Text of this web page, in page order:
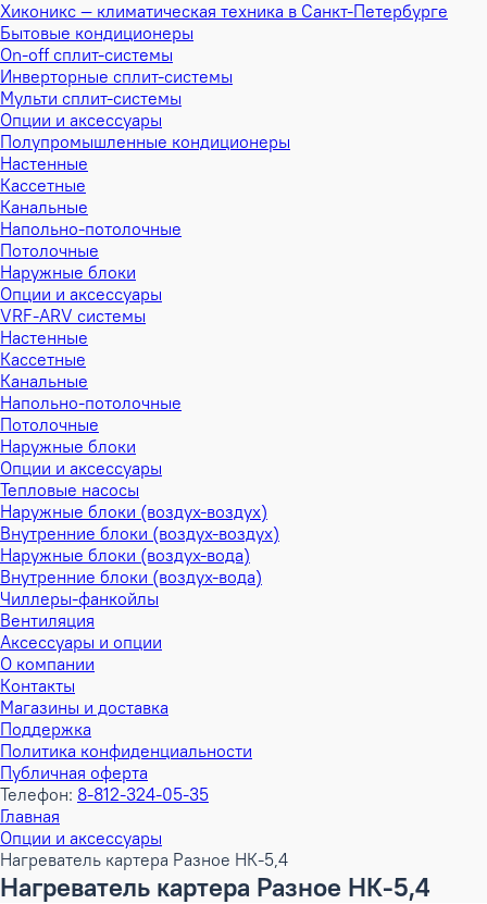
Хиконикс — климатическая техника в Санкт-Петербурге
Бытовые кондиционеры
On-off сплит-системы
Инверторные сплит-системы
Мульти сплит-системы
Опции и аксессуары
Полупромышленные кондиционеры
Настенные
Кассетные
Канальные
Напольно-потолочные
Потолочные
Наружные блоки
Опции и аксессуары
VRF-ARV системы
Настенные
Кассетные
Канальные
Напольно-потолочные
Потолочные
Наружные блоки
Опции и аксессуары
Тепловые насосы
Наружные блоки (воздух-воздух)
Внутренние блоки (воздух-воздух)
Наружные блоки (воздух-вода)
Внутренние блоки (воздух-вода)
Чиллеры-фанкойлы
Вентиляция
Аксессуары и опции
О компании
Контакты
Магазины и доставка
Поддержка
Политика конфиденциальности
Публичная оферта
Телефон: 8-812-324-05-35
Главная
Опции и аксессуары
Нагреватель картера Разное НК-5,4
Нагреватель картера Разное НК-5,4